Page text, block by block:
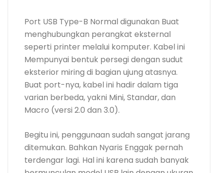
Port USB Type-B Normal digunakan Buat
menghubungkan perangkat eksternal
seperti printer melalui komputer. Kabel ini
Mempunyai bentuk persegi dengan sudut
eksterior miring di bagian ujung atasnya.
Buat port-nya, kabel ini hadir dalam tiga
varian berbeda, yakni Mini, Standar, dan
Macro (versi 2.0 dan 3.0).
Begitu ini, penggunaan sudah sangat jarang
ditemukan. Bahkan Nyaris Enggak pernah
terdengar lagi. Hal ini karena sudah banyak